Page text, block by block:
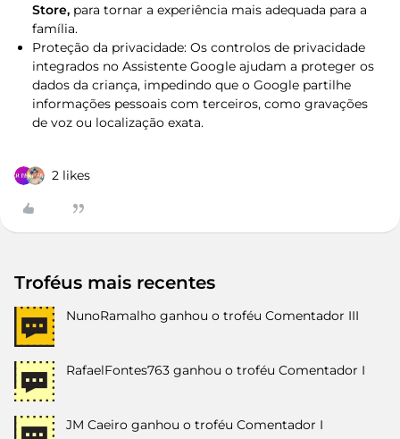
Store, para tornar a experiência mais adequada para a
família.
Proteção da privacidade: Os controlos de privacidade
integrados no Assistente Google ajudam a proteger os
dados da criança, impedindo que o Google partilhe
informações pessoais com terceiros, como gravações
de voz ou localização exata.
2 likes
Troféus mais recentes
NunoRamalho ganhou o troféu Comentador III
RafaelFontes763 ganhou o troféu Comentador I
JM Caeiro ganhou o troféu Comentador I